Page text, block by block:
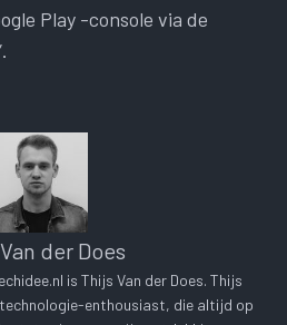
Play -console via de
der Does
is Thijs Van der Does. Thijs
enthousiast, die altijd op